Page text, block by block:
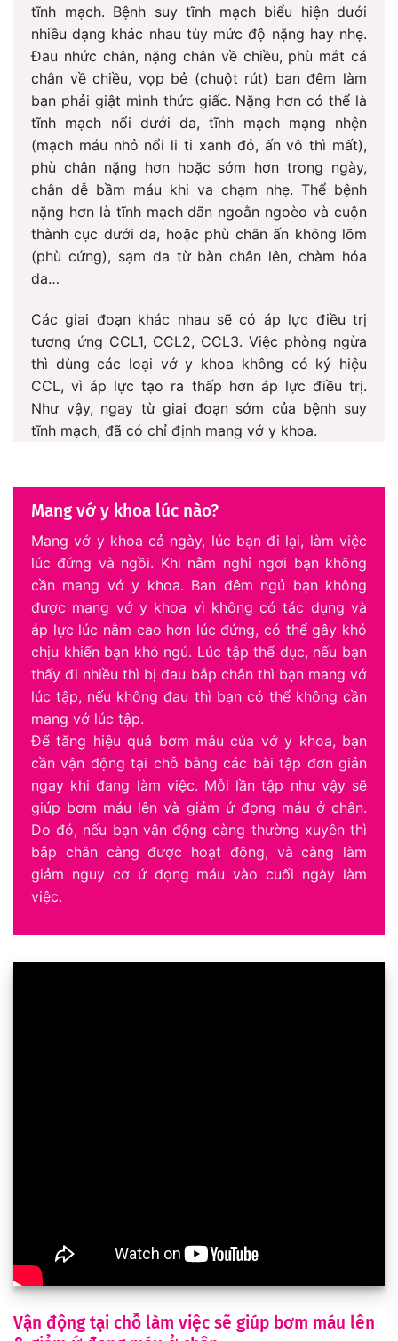
tĩnh mạch. Bệnh suy tĩnh mạch biểu hiện dưới
nhiều dạng khác nhau tùy mức độ nặng hay nhẹ.
Đau nhức chân, nặng chân về chiều, phù mắt cá
chân về chiều, vọp bẻ (chuột rút) ban đêm làm
bạn phải giật mình thức giấc. Nặng hơn có thể là
tĩnh mạch nổi dưới da, tĩnh mạch mạng nhện
(mạch máu nhỏ nổi li ti xanh đỏ, ấn vô thì mất),
phù chân nặng hơn hoặc sớm hơn trong ngày,
chân dễ bầm máu khi va chạm nhẹ. Thể bệnh
nặng hơn là tĩnh mạch dãn ngoằn ngoèo và cuộn
thành cục dưới da, hoặc phù chân ấn không lõm
(phù cứng), sạm da từ bàn chân lên, chàm hóa
da…
Các giai đoạn khác nhau sẽ có áp lực điều trị
tương ứng CCL1, CCL2, CCL3. Việc phòng ngừa
thì dùng các loại vớ y khoa không có ký hiệu
CCL, vì áp lực tạo ra thấp hơn áp lực điều trị.
Như vậy, ngay từ giai đoạn sớm của bệnh suy
tĩnh mạch, đã có chỉ định mang vớ y khoa.
Mang vớ y khoa lúc nào?
Mang vớ y khoa cả ngày, lúc bạn đi lại, làm việc
lúc đứng và ngồi. Khi nằm nghỉ ngơi bạn không
cần mang vớ y khoa. Ban đêm ngủ bạn không
được mang vớ y khoa vì không có tác dụng và
áp lực lúc nằm cao hơn lúc đứng, có thể gây khó
chịu khiến bạn khó ngủ. Lúc tập thể dục, nếu bạn
thấy đi nhiều thì bị đau bắp chân thì bạn mang vớ
lúc tập, nếu không đau thì bạn có thể không cần
mang vớ lúc tập.
Để tăng hiệu quả bơm máu của vớ y khoa, bạn
cần vận động tại chỗ bằng các bài tập đơn giản
ngay khi đang làm việc. Mỗi lần tập như vậy sẽ
giúp bơm máu lên và giảm ứ đọng máu ở chân.
Do đó, nếu bạn vận động càng thường xuyên thì
bắp chân càng được hoạt động, và càng làm
giảm nguy cơ ứ đọng máu vào cuối ngày làm
việc.
Vận động tại chỗ làm việc sẽ giúp bơm máu lên